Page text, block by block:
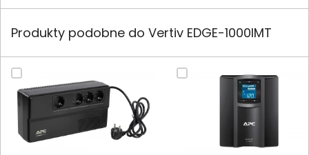
Produkty podobne do Vertiv EDGE-1000IMT